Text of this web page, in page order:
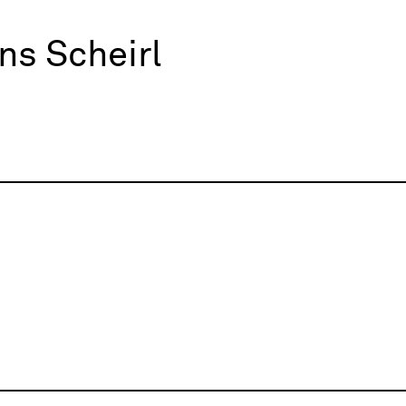
Scheirl